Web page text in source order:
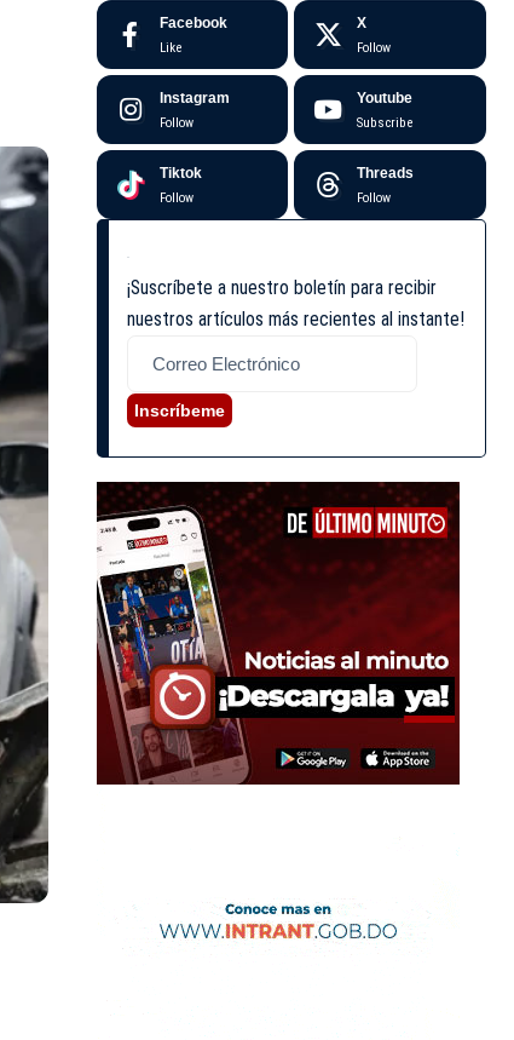
Facebook
Like
X
Follow
Instagram
Follow
Youtube
Subscribe
Tiktok
Follow
Threads
Follow
¡Suscríbete a nuestro boletín para recibir
nuestros artículos más recientes al instante!
Inscríbeme